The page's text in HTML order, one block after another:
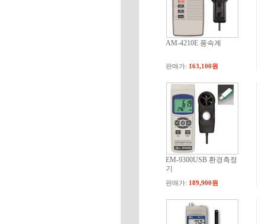
AM-4210E 풍속계
판매가: 163,100원
EM-9300USB 환경측정
기
판매가: 189,900원